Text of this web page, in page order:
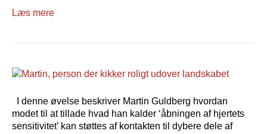
Læs mere
I denne øvelse beskriver Martin Guldberg hvordan
modet til at tillade hvad han kalder ‘åbningen af hjertets
sensitivitet’ kan støttes af kontakten til dybere dele af